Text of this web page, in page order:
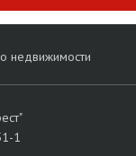
недвижимости
1